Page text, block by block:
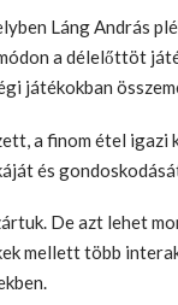
Láng András
a délelőttöt
játékokban
a finom étel
és
De azt lehet
mellett több